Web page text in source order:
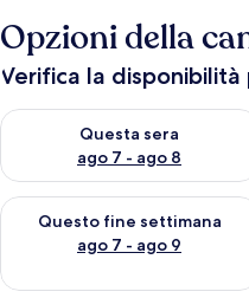
Opzioni della
Verifica la
Questa sera
ago 7 - ago 8
Verifica la disponibilità per
Questo fine settimana
ago 7 - ago 9
Verifica la disponibilità per